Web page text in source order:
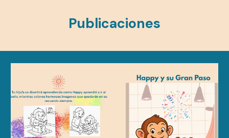
Publicaciones